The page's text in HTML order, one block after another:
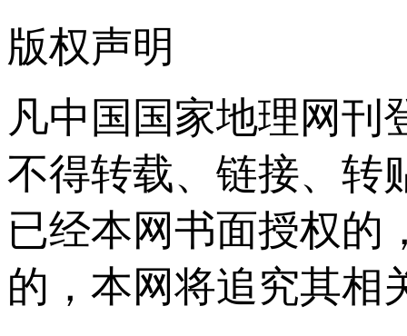
版权声明
凡中国国家地理网刊
不得转载、链接、转
已经本网书面授权的
的，本网将追究其相